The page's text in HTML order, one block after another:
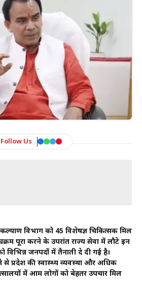
Follow Us
विभाग को 45 विशेषज्ञ चिकित्सक मिल
पूरा करने के उपरांत राज्य सेवा में लौटे इन
विभिन्न जनपदों में तैनाती दे दी गई है।
प्रदेश की स्वास्थ्य व्यवस्था और अधिक
में आम लोगों को बेहतर उपचार मिल